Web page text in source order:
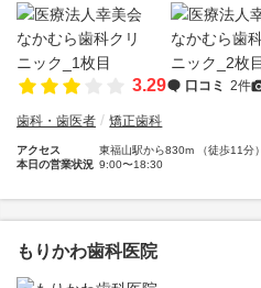
3.29 口コミ 2件
歯科・歯医者 矯正歯科
アクセス
東福山駅から830m （徒歩11分）
本日の営業状況 9:00〜18:30
もりかわ歯科医院